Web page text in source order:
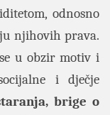
odnosno
njihovih prava.
se u obzirmotiv i
i dječje
brige o